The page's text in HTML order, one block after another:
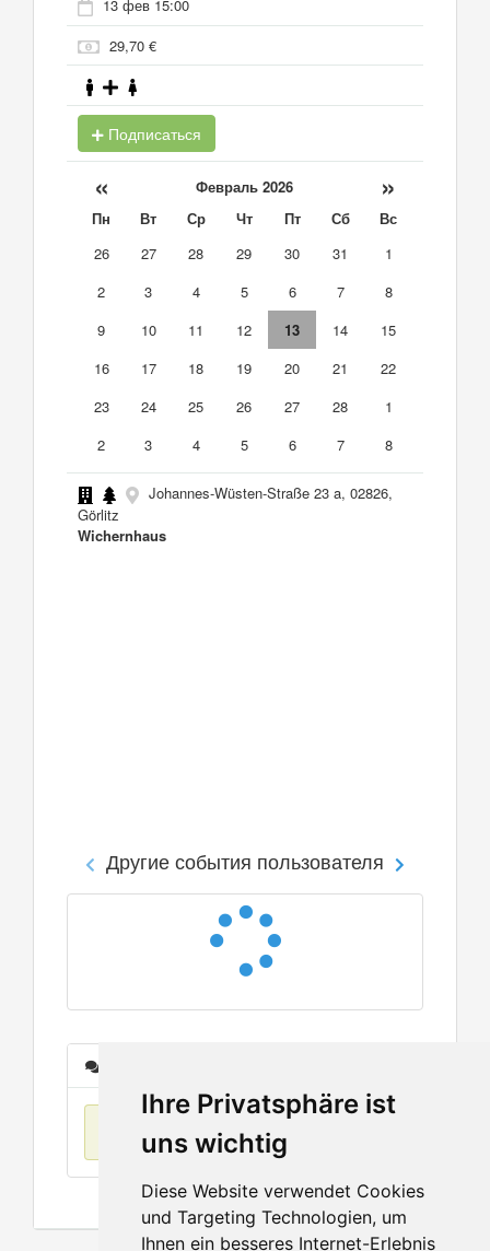
Ihre Privatsphäre ist
uns wichtig
Diese Website verwendet Cookies
und Targeting Technologien, um
Ihnen ein besseres Internet-Erlebnis
13 фев 15:00
29,70 €
Подписаться
« Февраль 2026 »
Пн Вт Ср Чт Пт Сб
Вс
26
27 28 29 30 31
1
2
3 4 5 6 7
8
9
10 11 12 13 14
15
16
17 18 19 20 21
22
23
24 25 26 27 28
1
2
3 4 5 6 7 8
Johannes-Wüsten-Straße 23 a, 02826,
Görlitz
Wichernhaus
Другие события пользователя